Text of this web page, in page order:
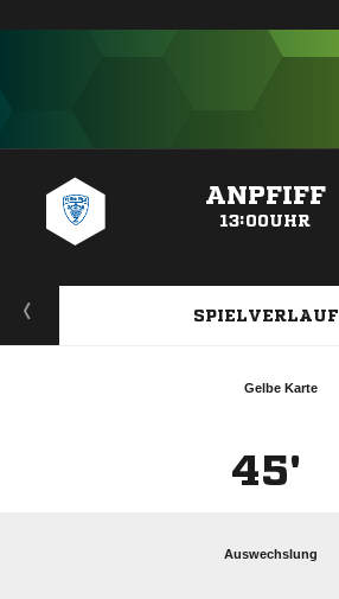
ANPFIFF
13:00UHR
SPIELVERLAUF
Gelbe Karte
45'
Auswechslung